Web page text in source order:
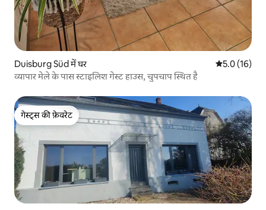
Duisburg Süd में घर औसत रेटिंग 5
5.0 (16)
व्यापार मेले के पास स्टाइलिश गेस्ट हाउस, चुपचाप स्थित है
गेस्ट्स की फ़ेवरेट
गेस्ट्स की फ़ेवरेट